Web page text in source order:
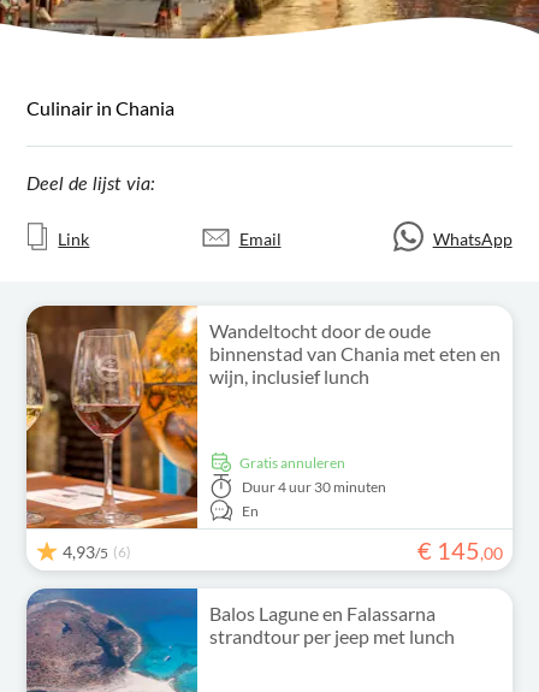
Culinair in Chania
Deel de lijst via:
Link Email WhatsApp
Wandeltocht door de oude
binnenstad van Chania met eten en
wijn, inclusief lunch
Gratis annuleren
Duur4 uur 30 minuten
En
4,93/5 (6) € 145,00
Balos Lagune en Falassarna
strandtour per jeep met lunch